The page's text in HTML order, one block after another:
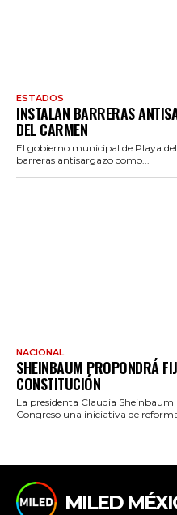
ESTADOS
INSTALAN BARRERAS
DEL CARMEN
El gobierno municipal de Playa
barreras antisargazo como...
NACIONAL
SHEINBAUM PROPONDRÁ
CONSTITUCIÓN
La presidenta Claudia
Congreso una iniciativa de
MILED